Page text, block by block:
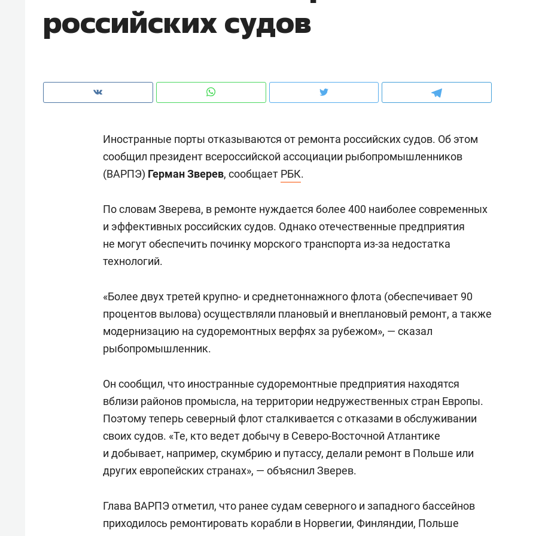
российских судов
Иностранные порты отказываются от ремонта российских судов. Об этом
сообщил президент всероссийской ассоциации рыбопромышленников
(ВАРПЭ) Герман Зверев, сообщает РБК.
По словам Зверева, в ремонте нуждается более 400 наиболее современных
и эффективных российских судов. Однако отечественные предприятия
не могут обеспечить починку морского транспорта из-за недостатка
технологий.
«Более двух третей крупно- и среднетоннажного флота (обеспечивает 90
процентов вылова) осуществляли плановый и внеплановый ремонт, а также
модернизацию на судоремонтных верфях за рубежом», — сказал
рыбопромышленник.
Он сообщил, что иностранные судоремонтные предприятия находятся
вблизи районов промысла, на территории недружественных стран Европы.
Поэтому теперь северный флот сталкивается с отказами в обслуживании
своих судов. «Те, кто ведет добычу в Северо-Восточной Атлантике
и добывает, например, скумбрию и путассу, делали ремонт в Польше или
других европейских странах», — объяснил Зверев.
Глава ВАРПЭ отметил, что ранее судам северного и западного бассейнов
приходилось ремонтировать корабли в Норвегии, Финляндии, Польше
рынки, почему надо знать аксакалов и
чем интересен Оман?
клиентах и чудных запросах мастеров
Падел, фитнес, танцы и даже
ниндзя-зал: как ТРЦ «Франт»
стал Меккой для любителей
Рекомендуем
Психотерапевт «Фороса»:
«Директорский невроз» –
Рекомендуем
Дизайнер-прораб
Наседкина: «Ремонт